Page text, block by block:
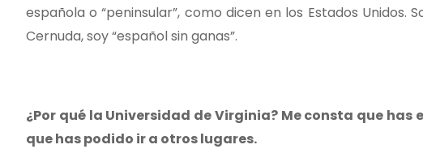
española o “peninsular”, como dicen en los Estados
Cernuda, soy “español sin ganas”.
¿Por qué la Universidad de Virginia? Me consta que has
que has podido ir a otros lugares.